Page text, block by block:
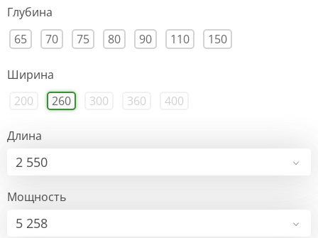
Глубина
65
70 75 80 90 110 150
Ширина
200
260 300 360 400
Длина
2 550
Мощность
5 258